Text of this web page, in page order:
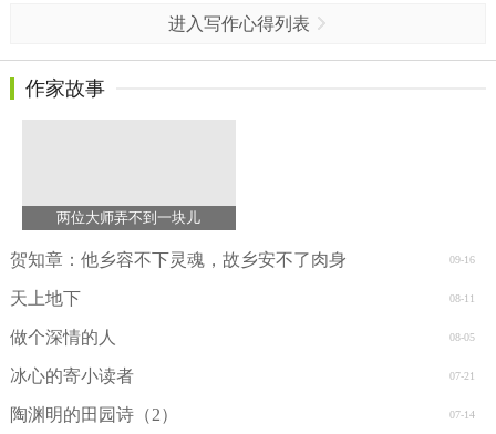
进入写作心得列表
作家故事
两位大师弄不到一块儿
09-16
贺知章：他乡容不下灵魂，故乡安不了肉身
08-11
天上地下
08-05
做个深情的人
07-21
冰心的寄小读者
07-14
陶渊明的田园诗（2）